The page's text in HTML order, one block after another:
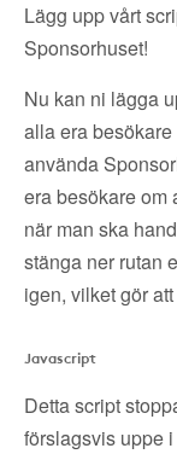
Lägg upp vårt
Sponsorhuset!
Nu kan ni lägga
alla era
använda
era besökare om
när man ska
stänga ner rutan
igen, vilket gör
Javascript
Detta script
förslagsvis uppe